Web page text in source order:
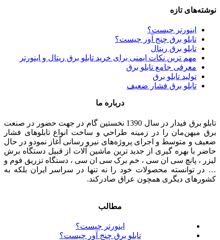
نوشته‌های تازه
اینورتر چیست؟
تابلو برق چنج آور چیست؟
تابلو برق ریتال
مهم ترین نکات ایمنی برای خرید تابلو برق ریتال و اینورتر
معرفی جامع تابلو برق
تولید تابلو برق
تابلو برق فشار ضعیف
درباره ما
تابلو برق فیدار در سال 1390 نخستین گام در جهت حضور در صنعت
برق میهن‌مان را در زمينه طراحي و ساخت انواع تابلوهای فشار
ضعيف و متوسط و اجرای پروژه‌های نيرو رسانی آغاز نمودو در حال
حاضر با بهره گیری از جدید ترین ماشین آلات از قبیل دستگاه برش
لیزر ، پانچ سی ان سی ، خم برک سی ان سی ، دستگاه تزریق فوم و
… در توانسته محصولات خود را نه تنها در سراسر ایران بلکه به
کشورهای دیگری همچون عراق صادرکند.
مطالب
اینورتر چیست؟
تابلو برق چنج آور چیست؟